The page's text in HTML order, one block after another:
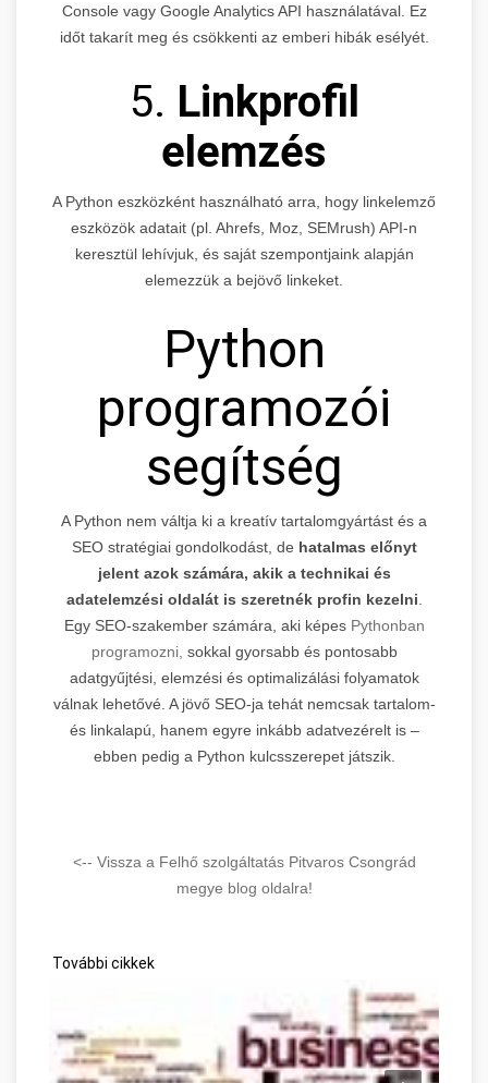
Console vagy Google Analytics API használatával. Ez
időt takarít meg és csökkenti az emberi hibák esélyét.
5. Linkprofil
elemzés
A Python eszközként használható arra, hogy linkelemző
eszközök adatait (pl. Ahrefs, Moz, SEMrush) API-n
keresztül lehívjuk, és saját szempontjaink alapján
elemezzük a bejövő linkeket.
Python
programozói
segítség
A Python nem váltja ki a kreatív tartalomgyártást és a
SEO stratégiai gondolkodást, de hatalmas előnyt
jelent azok számára, akik a technikai és
adatelemzési oldalát is szeretnék profin kezelni
Egy SEO-szakember számára, aki képes Pythonban
programozni, sokkal gyorsabb és pontosabb
adatgyűjtési, elemzési és optimalizálási folyamatok
válnak lehetővé. A jövő SEO-ja tehát nemcsak tartalom-
és linkalapú, hanem egyre inkább adatvezérelt is –
ebben pedig a Python kulcsszerepet játszik.
<-- Vissza a Felhő szolgáltatás Pitvaros Csongrád
megye blog oldalra!
További cikkek